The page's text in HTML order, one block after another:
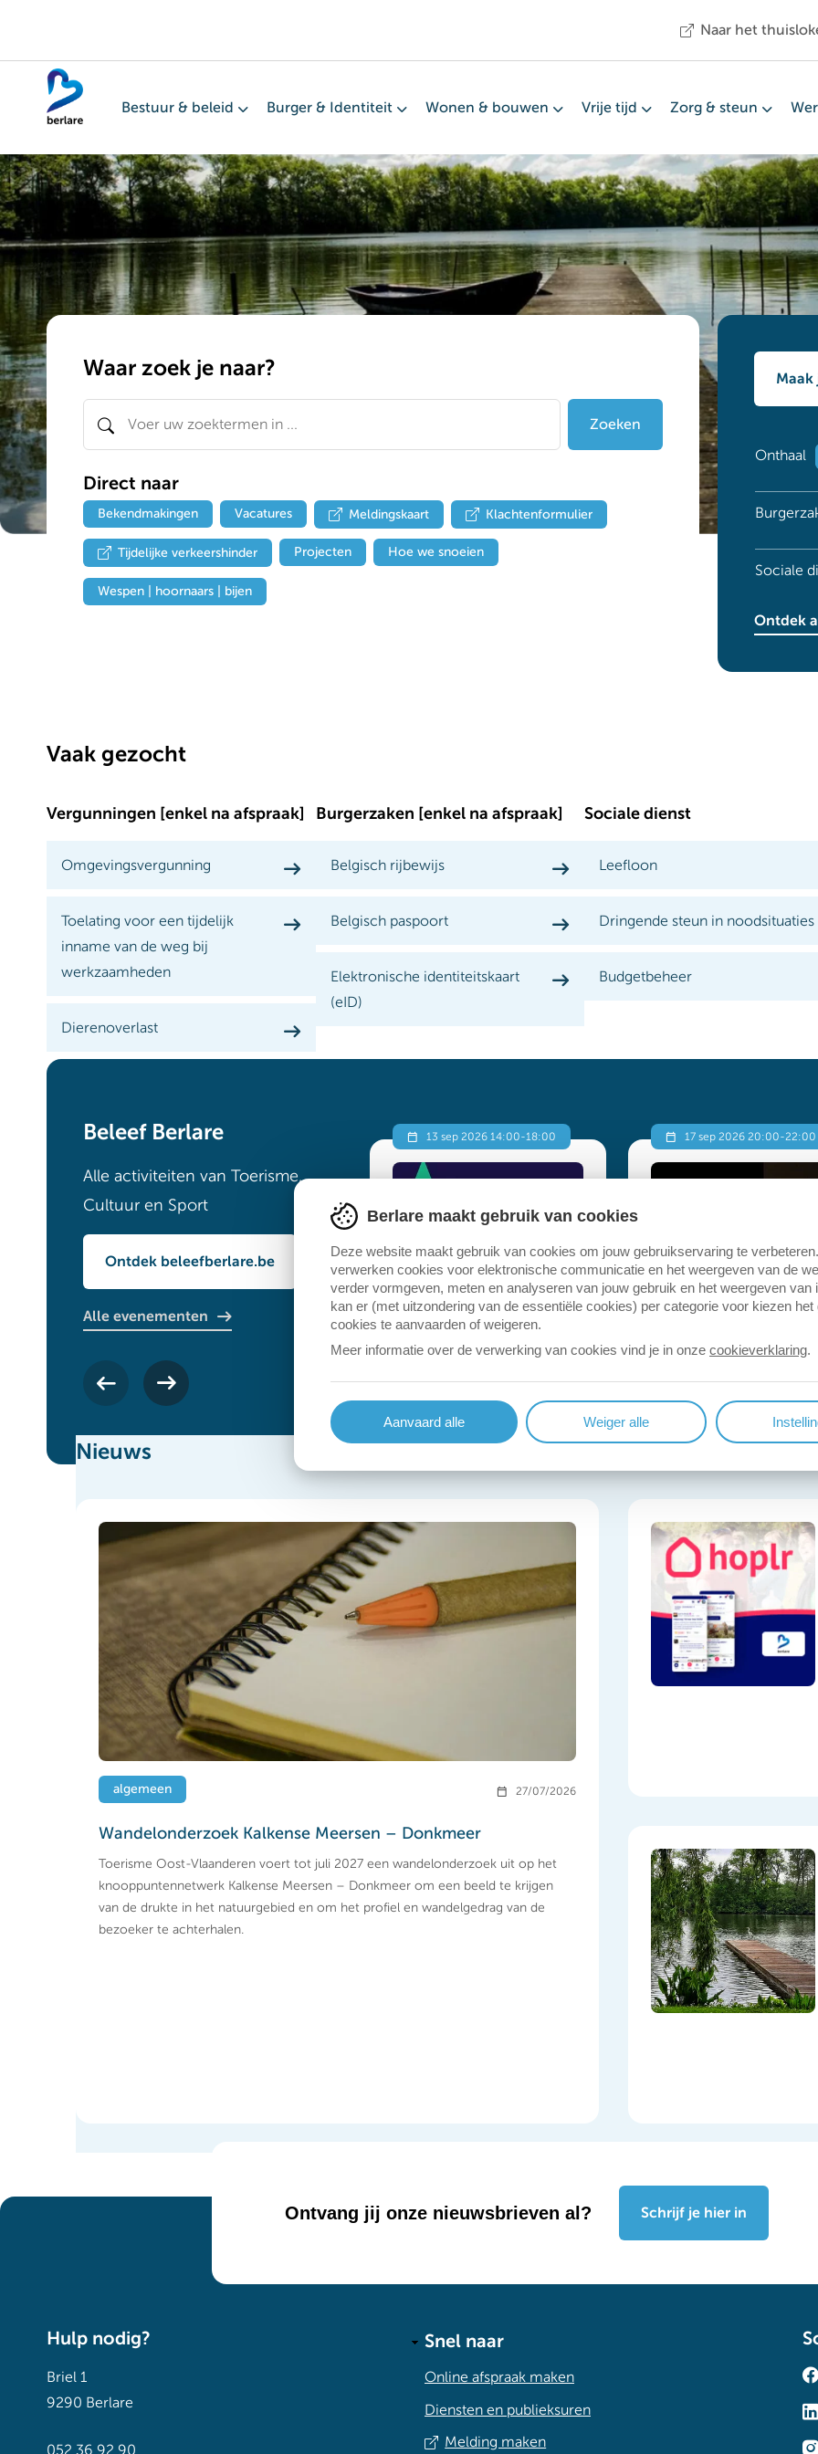
naar
Naar het
Bestuur & beleid Burger & Identiteit Wonen & bouwen Vrije tijd Zorg & steun
Waar zoek je naar?
Zoeken
Direct naar
Bekendmakingen Vacatures Meldingskaart Klachtenformulier
Tijdelijke verkeershinder Projecten Hoe we snoeien
Wespen | hoornaars | bijen
Maak
Onthaal
Sociale
Ontdek
Vaak gezocht
Vergunningen [enkel na afspraak]
Omgevingsvergunning
Toelating voor een tijdelijk
inname van de weg bij
werkzaamheden
Dierenoverlast
Burgerzaken [enkel na afspraak]
Belgisch rijbewijs
Belgisch paspoort
Elektronische identiteitskaart
(eID)
Sociale dienst
Leefloon
Dringende steun in noodsituaties
Budgetbeheer
Beleef Berlare
Alle activiteiten van Toerisme,
Cultuur en Sport
Ontdek beleefberlare.be
Alle evenementen
13 sep 2026 14:00-18:00
Open Monumentendag
17 sep 2026 20:00-22:00
Jef Vermassen
Nieuws
27/07/2026
algemeen
Wandelonderzoek Kalkense Meersen – Donkmeer
Toerisme Oost-Vlaanderen voert tot juli 2027 een wandelonderzoek uit op het
knooppuntennetwerk Kalkense Meersen – Donkmeer om een beeld te krijgen
van de drukte in het natuurgebied en om het profiel en wandelgedrag van de
bezoeker te achterhalen.
Ontvang jij onze nieuwsbrieven al? Schrijf je hier in
Hulp nodig?
Briel 1
9290 Berlare
052 36 92 90
Snel naar
Online afspraak maken
Diensten en publieksuren
Melding maken
Berlare maakt gebruik van cookies
Deze website maakt gebruik van cookies om jouw gebruikservaring te
verwerken cookies voor elektronische communicatie en het weergeven van de
verder vormgeven, meten en analyseren van jouw gebruik en het weergeven van
kan er (met uitzondering van de essentiële cookies) per categorie voor kiezen het
cookies te aanvaarden of weigeren.
Meer informatie over de verwerking van cookies vind je in onze cookieverklaring.
Aanvaard alle Weiger alle